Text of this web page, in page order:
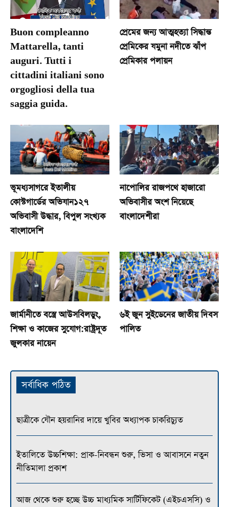
Buon compleanno
Mattarella, tanti
auguri. Tutti i
cittadini italiani sono
orgogliosi della tua
saggia guida.
প্রেমের জন্য আত্মহত্যা সিদ্ধান্ত
প্রেমিকের যমুনা নদীতে ঝাঁপ
প্রেমিকার পলায়ন
ভূমধ্যসাগরে ইতালীয়
কোস্টগার্ডের অভিযান১২৭
অভিবাসী উদ্ধার, বিপুল সংখ্যক
বাংলাদেশি
নাপোলির রাজপথে হাজারো
অভিবাসীর অংশ নিয়েছে
বাংলাদেশীরা
জার্মানীতে বস্ত্রে আউসবিলডুং,
শিক্ষা ও কাজের সুযোগ:রাষ্ট্রদূত
জুলকার নায়েন
৬ই জুন সুইডেনের জাতীয় দিবস
পালিত
সর্বাধিক পঠিত
ছাত্রীকে যৌন হয়রানির দায়ে খুবির অধ্যাপক চাকরিচ্যুত
ইতালিতে উচ্চশিক্ষা: প্রাক-নিবন্ধন শুরু, ভিসা ও আবাসনে নতুন
নীতিমালা প্রকাশ
আজ থেকে শুরু হচ্ছে উচ্চ মাধ্যমিক সার্টিফিকেট (এইচএসসি) ও